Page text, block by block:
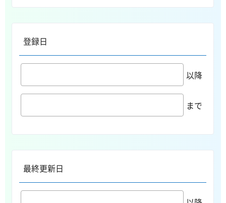
登録日
以降
まで
最終更新日